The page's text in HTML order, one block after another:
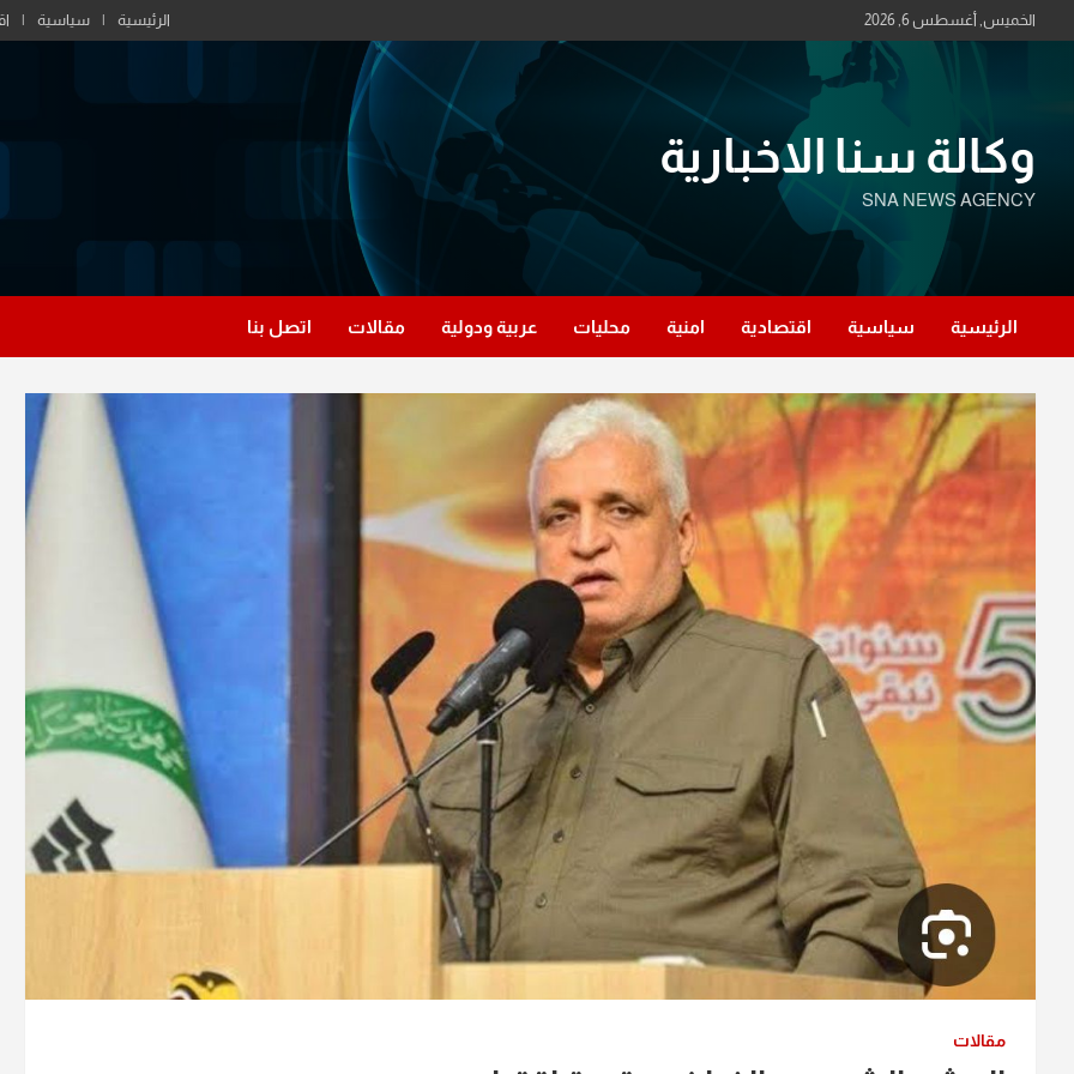
to
الخميس, أغسطس 6, 2026 الرئيسية سياسية
وكالة سنا الاخبارية
SNA NEWS AGENCY
الرئيسية سياسية اقتصادية امنية محليات عربية ودولية مقالات اتصل بنا
مقالات